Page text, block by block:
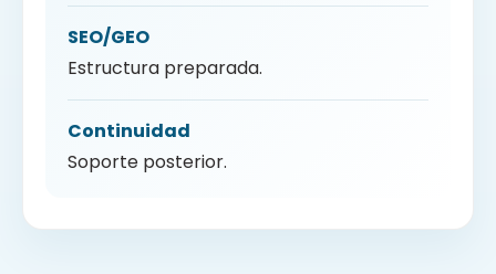
SEO/GEO
Estructura preparada.
Continuidad
Soporte posterior.